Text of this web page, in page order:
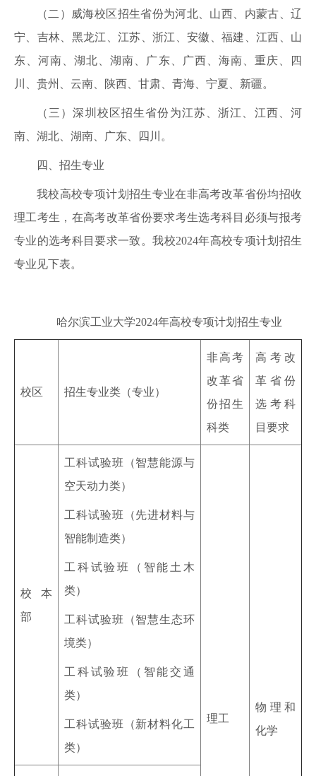
（二）威海校区招生省份为河北、山西、内蒙古、辽
宁、吉林、黑龙江、江苏、浙江、安徽、福建、江西、山
东、河南、湖北、湖南、广东、广西、海南、重庆、四
川、贵州、云南、陕西、甘肃、青海、宁夏、新疆。
（三）深圳校区招生省份为江苏、浙江、江西、河
南、湖北、湖南、广东、四川。
四、招生专业
我校高校专项计划招生专业在非高考改革省份均招收
理工考生，在高考改革省份要求考生选考科目必须与报考
专业的选考科目要求一致。我校2024年高校专项计划招生
专业见下表。
哈尔滨工业大学2024年高校专项计划招生专业
校区 招生专业类（专业）
非高考
改革省
份招生
科类
高考改
革省份
选考科
目要求
校本
部
工科试验班（智慧能源与
空天动力类）
工科试验班（先进材料与
智能制造类）
工科试验班（智能土木
类）
工科试验班（智慧生态环
境类）
工科试验班（智能交通
类）
工科试验班（新材料化工
类）
理工
物理和
化学